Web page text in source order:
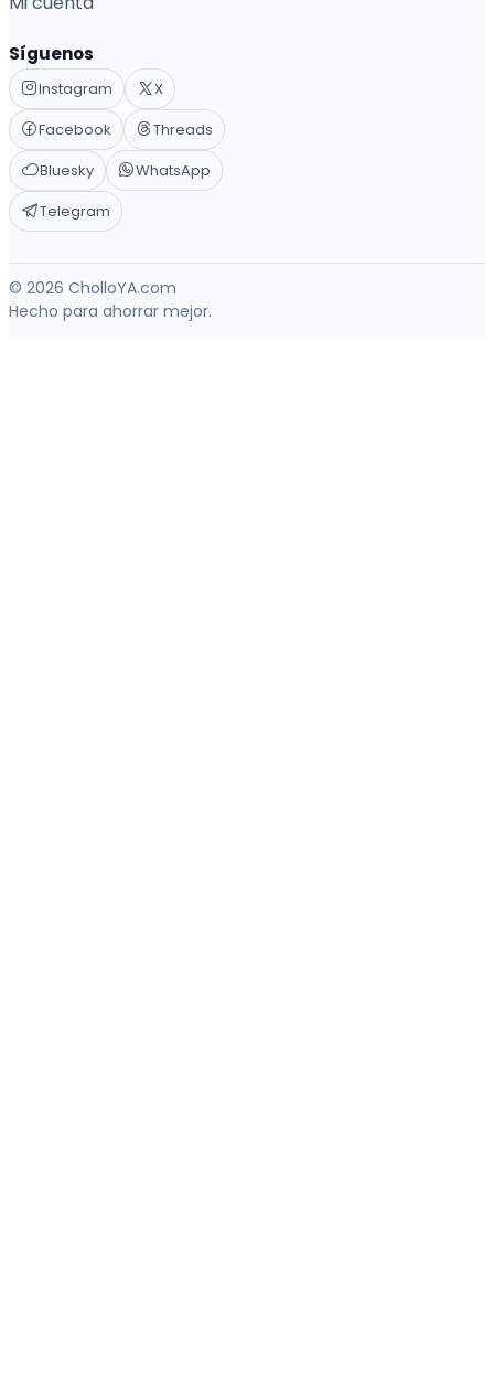
Síguenos
Instagram
X
Facebook
Threads
Bluesky
WhatsApp
Telegram
© 2026 CholloYA.com
Hecho para ahorrar mejor.